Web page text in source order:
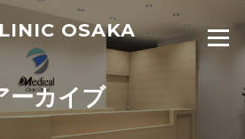
OSAKA Menu
ーカイブ